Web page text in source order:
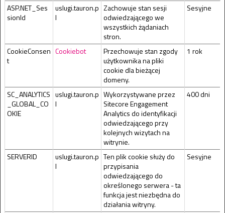
ASP.NET_Ses
sionId
uslugi.tauron.p
l
Zachowuje stan sesji
odwiedzającego we
wszystkich żądaniach
stron.
Sesyjne
CookieConsen
t
Cookiebot
Przechowuje stan zgody
użytkownika na pliki
cookie dla bieżącej
domeny.
1 rok
SC_ANALYTICS
_GLOBAL_CO
OKIE
uslugi.tauron.p
l
Wykorzystywane przez
Sitecore Engagement
Analytics do identyfikacji
odwiedzającego przy
kolejnych wizytach na
witrynie.
400 dni
SERVERID
uslugi.tauron.p
l
Ten plik cookie służy do
przypisania
odwiedzającego do
określonego serwera - ta
funkcja jest niezbędna do
działania witryny.
Sesyjne